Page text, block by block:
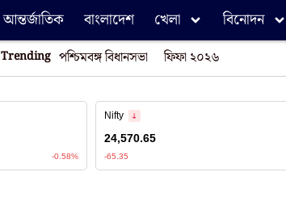
আন্তর্জাতিক বাংলাদেশ খেলা বিনোদন
Trending পশ্চিমবঙ্গ বিধানসভা ফিফা ২০২৬